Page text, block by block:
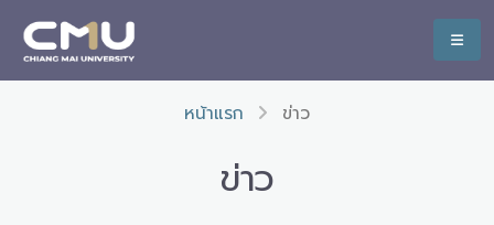
หน้าแรก ข่าว
ข่าว